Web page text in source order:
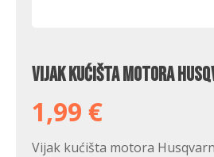
Vijak kućišta motora
1,99 €
Vijak kućišta motora